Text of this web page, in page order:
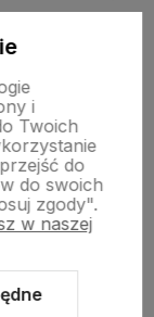
i
Twoich
do
do swoich
zgody".
w naszej